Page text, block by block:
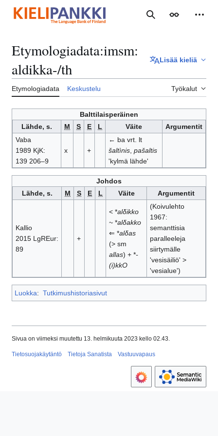
sisältöön
Haku Ulkoasu
Etymologiadata:imsm:
aldikka-/th
Lisää kieliä
Etymologiadata Keskustelu Työkalut
Balttilaisperäinen
Lähde, s.
M S E L Väite
Argumentit
Vaba
1989 KjK:
139 206–9
x +
← ba vrt. lt
šaltìnis, pašaltis
'kylmä lähde'
Johdos
Lähde, s.
M S E L Väite Argumentit
Kallio
2015 LgREur:
89
+
< *alδikko
~ *alδakko
⇐ *alδas
(> sm
allas) + *-
(i)kkO
(Koivulehto
1967:
semanttisia
paralleeleja
siirtymälle
'vesisäiliö' >
'vesialue')
Luokka: Tutkimushistoriasivut
Sivua on viimeksi muutettu 13. helmikuuta 2023 kello 02.43.
Tietosuojakäytäntö Tietoja Sanatista Vastuuvapaus